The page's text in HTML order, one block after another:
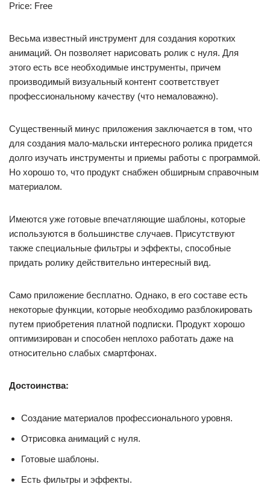
Price: Free
Весьма известный инструмент для создания коротких
анимаций. Он позволяет нарисовать ролик с нуля. Для
этого есть все необходимые инструменты, причем
производимый визуальный контент соответствует
профессиональному качеству (что немаловажно).
Существенный минус приложения заключается в том, что
для создания мало-мальски интересного ролика придется
долго изучать инструменты и приемы работы с программой.
Но хорошо то, что продукт снабжен обширным справочным
материалом.
Имеются уже готовые впечатляющие шаблоны, которые
используются в большинстве случаев. Присутствуют
также специальные фильтры и эффекты, способные
придать ролику действительно интересный вид.
Само приложение бесплатно. Однако, в его составе есть
некоторые функции, которые необходимо разблокировать
путем приобретения платной подписки. Продукт хорошо
оптимизирован и способен неплохо работать даже на
относительно слабых смартфонах.
Достоинства:
Создание материалов профессионального уровня.
Отрисовка анимаций с нуля.
Готовые шаблоны.
Есть фильтры и эффекты.